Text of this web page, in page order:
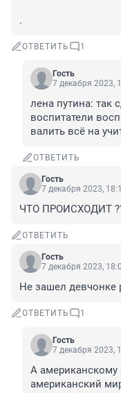
.
ОТВЕТИТЬ 1
Гость
7 декабря 2023,
лена путина: так
воспитатели
валить всё на
ОТВЕТИТЬ
Гость
7 декабря 2023,
ЧТО ПРОИСХОДИТ
ОТВЕТИТЬ
Гость
7 декабря 2023,
Не зашел девчонке
ОТВЕТИТЬ 1
Гость
7 декабря 2023,
А американскому
американский